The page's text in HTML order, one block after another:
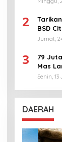
2
BSD
Jumat,
3
79
Mas
Senin, 13
DAERAH